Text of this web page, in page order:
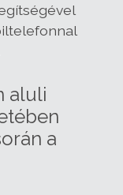
aluli
a